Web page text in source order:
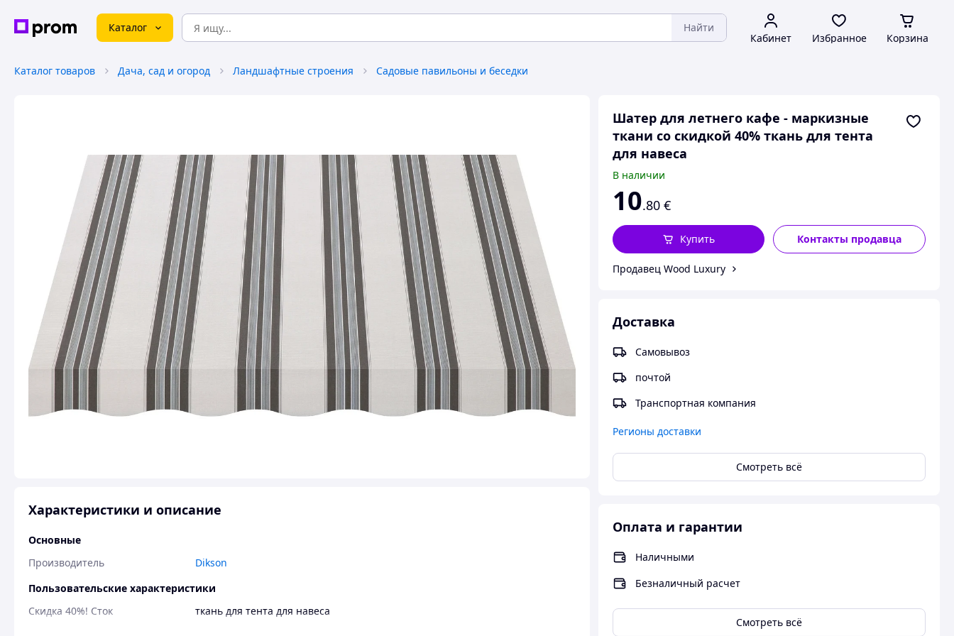
Каталог Найти
Кабинет Избранное Корзина
Каталог товаров Дача, сад и огород Ландшафтные строения Садовые павильоны и беседки
Шатер для летнего кафе - маркизные
ткани со скидкой 40% ткань для тента
для навеса
В наличии
10.80 €
Контакты продавца
Купить
Продавец Wood Luxury
Доставка
Самовывоз
почтой
Транспортная компания
Регионы доставки
Смотреть всё
Оплата и гарантии
Наличными
Безналичный расчет
Смотреть всё
Характеристики и описание
Основные
Производитель
Dikson
Пользовательские характеристики
Скидка 40%! Сток
ткань для тента для навеса